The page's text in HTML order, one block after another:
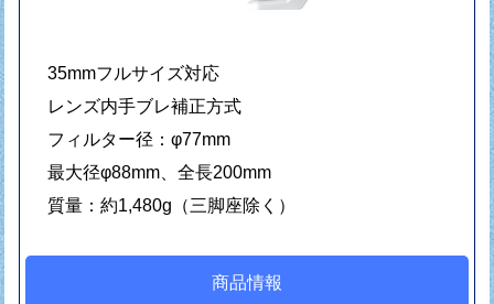
35mmフルサイズ対応
レンズ内手ブレ補正方式
フィルター径：φ77mm
最大径φ88mm、全長200mm
質量：約1,480g（三脚座除く）
商品情報